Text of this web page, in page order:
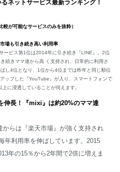
ネットサービス最新ランキング！
較が可能なサービスのみを抜粋）
場も引き続き高い利用率
ビス第1位は2014年に引き続き『LINE』。2位
続きママ達から高 く支持され、日常的に利用さ
し4位となり、1位から4位までは昨年と同じ順位
ップした『YouTube』が入り、スマートフォンで
に浸透していることが伺えます。
伸長！ 『mixi』は約20%のママ達
らは『楽天市場』が強く支持され
年利用率を伸ばしています。2015
年の15％から2年間で2倍に増えま